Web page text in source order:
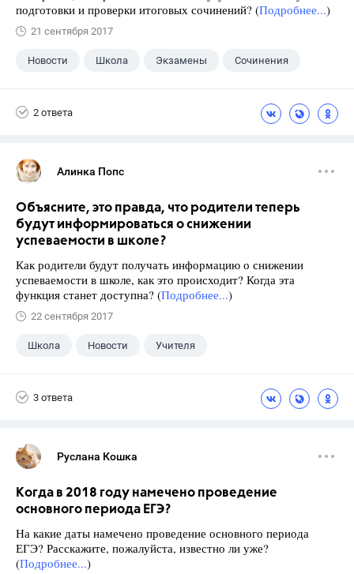
подготовки и проверки итоговых сочинений? (Подробнее...)
21 сентября 2017
Новости Школа Экзамены Сочинения
2 ответа
Алинка Попс
Объясните, это правда, что родители теперь
будут информироваться о снижении
успеваемости в школе?
Как родители будут получать информацию о снижении
успеваемости в школе, как это происходит? Когда эта
функция станет доступна? (Подробнее...)
22 сентября 2017
Школа Новости Учителя
3 ответа
Руслана Кошка
Когда в 2018 году намечено проведение
основного периода ЕГЭ?
На какие даты намечено проведение основного периода
ЕГЭ? Расскажите, пожалуйста, известно ли уже?
(Подробнее...)